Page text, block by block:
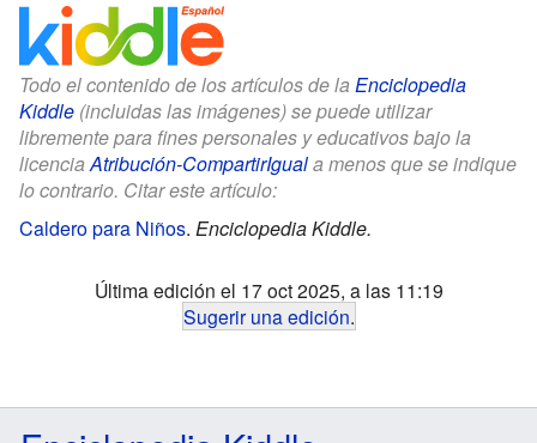
Todo el contenido de los artículos de la Enciclopedia
Kiddle (incluidas las imágenes) se puede utilizar
libremente para fines personales y educativos bajo la
licenciaAtribución-CompartirIguala menos que se indique
lo contrario. Citar este artículo:
Caldero para Niños. Enciclopedia Kiddle.
Última edición el 17 oct 2025, a las 11:19
Sugerir una edición.